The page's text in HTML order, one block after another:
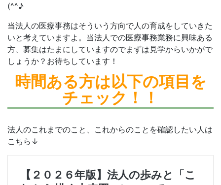
(^^♪
当法人の医療事務はそういう方向で人の育成をしていきた
いと考えていますよ。当法人での医療事務業務に興味ある
方、募集はたまにしていますのでまずは見学からいかがで
しょうか？お待ちしています！
時間ある方は以下の項目を
チェック！！
法人のこれまでのこと、これからのことを確認したい人は
こちら↓